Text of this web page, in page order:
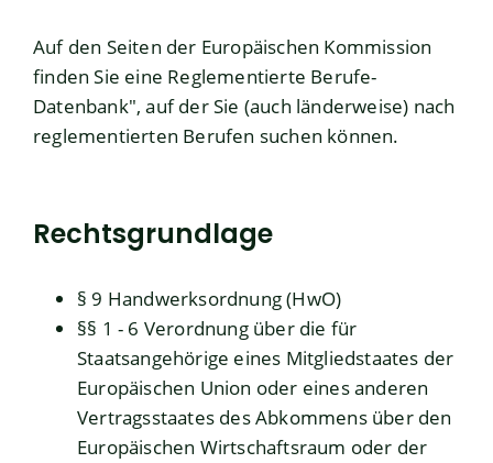
Auf den Seiten der Europäischen Kommission
finden Sie eine Reglementierte Berufe-
Datenbank", auf der Sie (auch länderweise) nach
reglementierten Berufen suchen können.
Rechtsgrundlage
§ 9 Handwerksordnung (HwO)
§§ 1 - 6 Verordnung über die für
Staatsangehörige eines Mitgliedstaates der
Europäischen Union oder eines anderen
Vertragsstaates des Abkommens über den
Europäischen Wirtschaftsraum oder der